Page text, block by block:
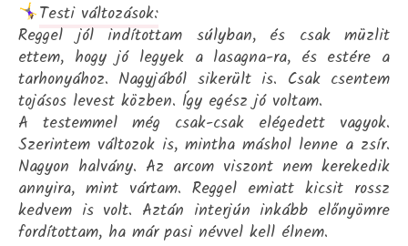
Testi változások:
Reggel jól indítottam súlyban, és csak müzlit
ettem, hogy jó legyek a lasagna-ra, és estére a
tarhonyához. Nagyjából sikerült is. Csak csentem
tojásos levest közben. Így egész jó voltam.
A testemmel még csak-csak elégedett vagyok.
Szerintem változok is, mintha máshol lenne a zsír.
Nagyon halvány. Az arcom viszont nem kerekedik
annyira, mint vártam. Reggel emiatt kicsit rossz
kedvem is volt. Aztán interjún inkább előnyömre
fordítottam, ha már pasi névvel kell élnem.